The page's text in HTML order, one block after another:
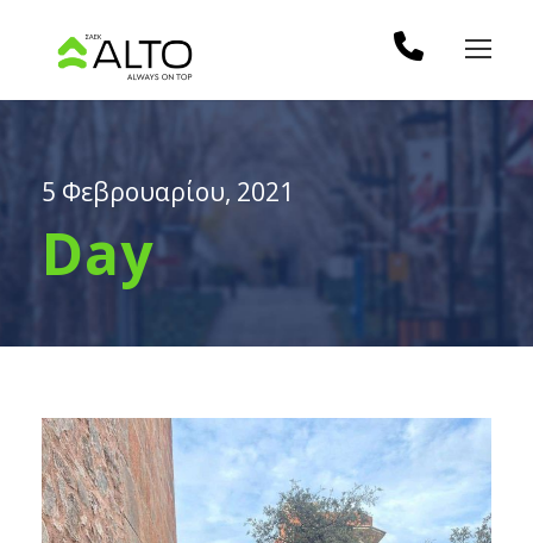
5 Φεβρουαρίου, 2021
Day